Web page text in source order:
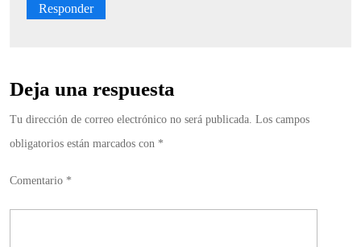
Responder
Deja una respuesta
Tu dirección de correo electrónico no será publicada. Los campos
obligatorios están marcados con *
Comentario *